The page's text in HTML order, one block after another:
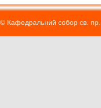
© Кафедральний собор св.